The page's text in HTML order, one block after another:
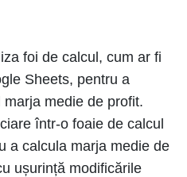
foi de calcul, cum ar fi
Sheets, pentru a
medie de profit.
într-o foaie de calcul
a calcula marja medie de
ușurință modificările